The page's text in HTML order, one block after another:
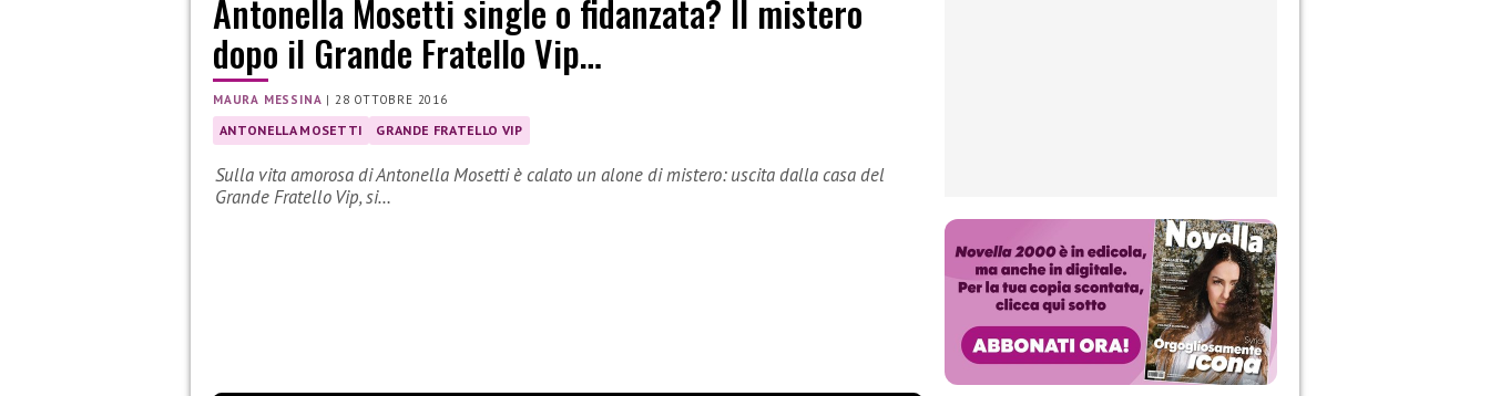
Antonella Mosetti single o fidanzata? Il mistero
dopo il Grande Fratello Vip…
MAURA MESSINA | 28 OTTOBRE 2016
ANTONELLA MOSETTI GRANDE FRATELLO VIP
Sulla vita amorosa di Antonella Mosetti è calato un alone di mistero: uscita dalla casa del
Grande Fratello Vip, si…